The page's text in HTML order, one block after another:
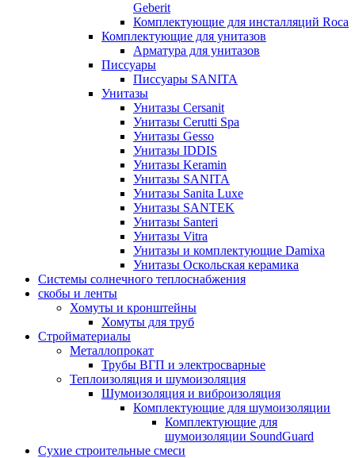
Geberit
Комплектующие для инсталляций Roca
Комплектующие для унитазов
Арматура для унитазов
Писсуары
Писсуары SANITA
Унитазы
Унитазы Cersanit
Унитазы Cerutti Spa
Унитазы Gesso
Унитазы IDDIS
Унитазы Keramin
Унитазы SANITA
Унитазы Sanita Luxe
Унитазы SANTEK
Унитазы Santeri
Унитазы Vitra
Унитазы и комплектующие Damixa
Унитазы Оскольская керамика
Системы солнечного теплоснабжения
скобы и ленты
Хомуты и кронштейны
Хомуты для труб
Стройматериалы
Металлопрокат
Трубы ВГП и электросварные
Теплоизоляция и шумоизоляция
Шумоизоляция и виброизоляция
Комплектующие для шумоизоляции
Комплектующие для
шумоизоляции SoundGuard
Сухие строительные смеси